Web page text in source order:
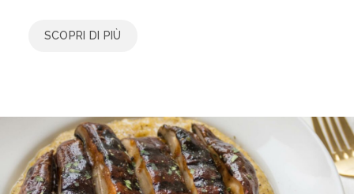
SCOPRI DI PIÙ